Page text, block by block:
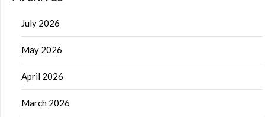
July 2026
May 2026
April 2026
March 2026